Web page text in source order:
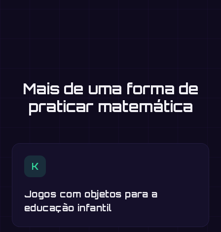
Mais de uma forma de
praticar matemática
K
Jogos com objetos para a
educação infantil